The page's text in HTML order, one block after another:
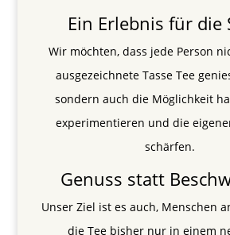
Ein Erlebnis für die
Wir möchten, dass jede Person
ausgezeichnete Tasse Tee
sondern auch die Möglichkeit
experimentieren und die
schärfen.
Genuss statt
Unser Ziel ist es auch, Menschen
die Tee bisher nur in einem